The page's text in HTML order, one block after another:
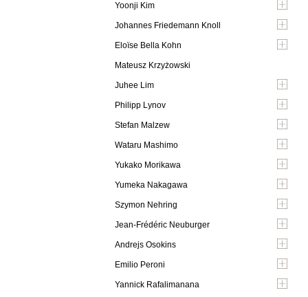
Yoonji Kim
Johannes Friedemann Knoll
Eloïse Bella Kohn
Mateusz Krzyżowski
Juhee Lim
Philipp Lynov
Stefan Malzew
Wataru Mashimo
Yukako Morikawa
Yumeka Nakagawa
Szymon Nehring
Jean-Frédéric Neuburger
Andrejs Osokins
Emilio Peroni
Yannick Rafalimanana